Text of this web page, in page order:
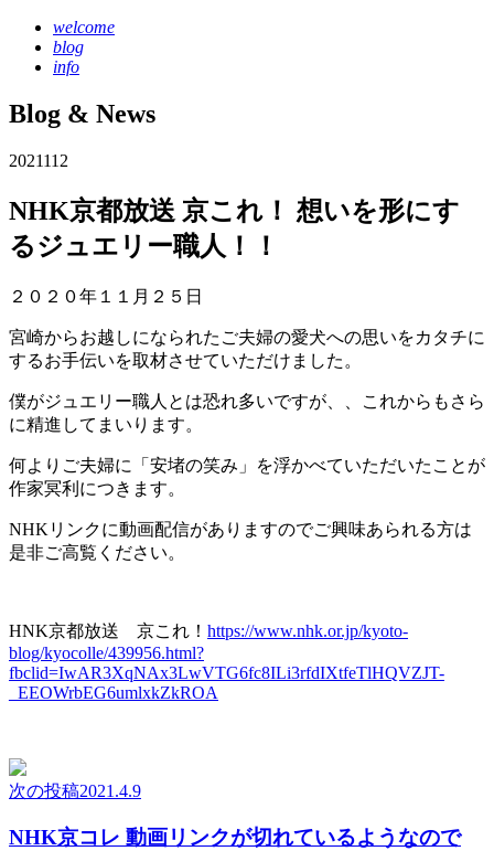
welcome
blog
info
Blog & News
2021112
NHK京都放送 京これ！ 想いを形にす
るジュエリー職人！！
２０２０年１１月２５日
宮崎からお越しになられたご夫婦の愛犬への思いをカタチに
するお手伝いを取材させていただけました。
僕がジュエリー職人とは恐れ多いですが、、これからもさら
に精進してまいります。
何よりご夫婦に「安堵の笑み」を浮かべていただいたことが
作家冥利につきます。
NHKリンクに動画配信がありますのでご興味あられる方は
是非ご高覧ください。
HNK京都放送 京これ！ https://www.nhk.or.jp/kyoto-
blog/kyocolle/439956.html?
fbclid=IwAR3XqNAx3LwVTG6fc8ILi3rfdIXtfeTlHQVZJT-
_EEOWrbEG6umlxkZkROA
次の投稿2021.4.9
NHK京コレ 動画リンクが切れているようなので